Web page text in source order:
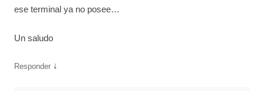
ese terminal ya no posee…
Un saludo
Responder ↓